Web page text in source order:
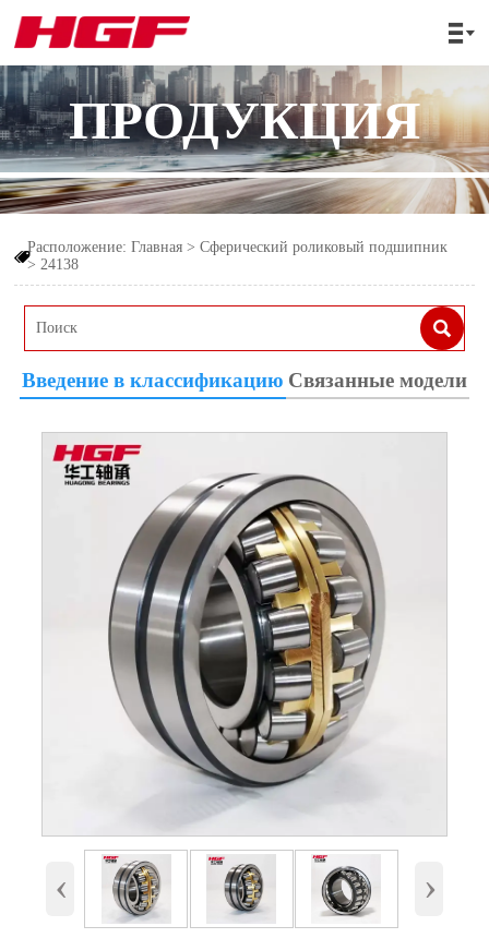

ПРОДУКЦИЯ

Расположение:Главная >Сферический роликовый подшипник
>24138

Введение в классификацию Связанные модели
‹ ›
24138 с сепаратором(MB,CA,CC
и E)
Внутренний
диаметр (d)
190 мм
Наружный
320 мм.
128 мм.
41,9 Кг